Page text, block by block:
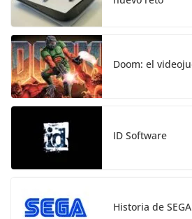
Doom: el
ID Software
Historia de SEGA